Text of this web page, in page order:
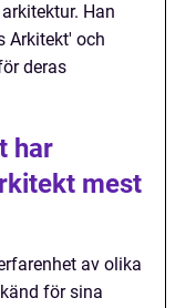
Han
Arkitekt' och
deras
har
mest
av olika
för sina